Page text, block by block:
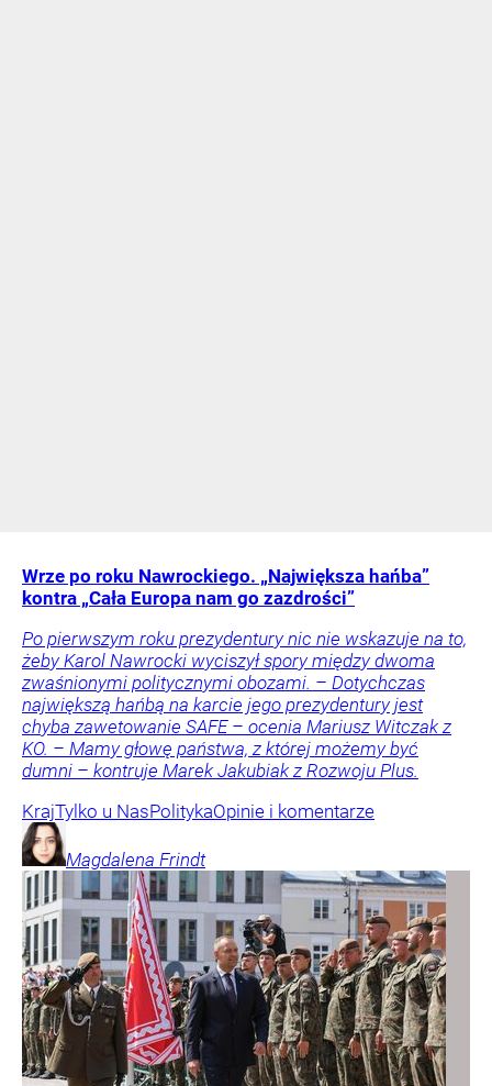
Wrze po roku Nawrockiego. „Największa hańba”
kontra „Cała Europa nam go zazdrości”
Po pierwszym roku prezydentury nic nie wskazuje na to,
żeby Karol Nawrocki wyciszył spory między dwoma
zwaśnionymi politycznymi obozami. – Dotychczas
największą hańbą na karcie jego prezydentury jest
chyba zawetowanie SAFE – ocenia Mariusz Witczak z
KO. – Mamy głowę państwa, z której możemy być
dumni – kontruje Marek Jakubiak z Rozwoju Plus.
KrajTylko u NasPolitykaOpinie i komentarze
Magdalena Frindt